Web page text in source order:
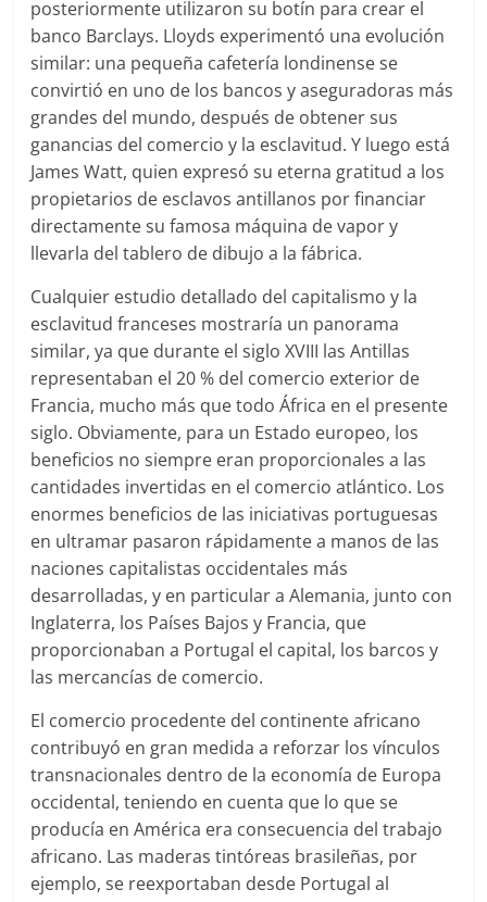
posteriormente utilizaron su botín para crear el
banco Barclays. Lloyds experimentó una evolución
similar: una pequeña cafetería londinense se
convirtió en uno de los bancos y aseguradoras más
grandes del mundo, después de obtener sus
ganancias del comercio y la esclavitud. Y luego está
James Watt, quien expresó su eterna gratitud a los
propietarios de esclavos antillanos por financiar
directamente su famosa máquina de vapor y
llevarla del tablero de dibujo a la fábrica.
Cualquier estudio detallado del capitalismo y la
esclavitud franceses mostraría un panorama
similar, ya que durante el siglo XVIII las Antillas
representaban el 20 % del comercio exterior de
Francia, mucho más que todo África en el presente
siglo. Obviamente, para un Estado europeo, los
beneficios no siempre eran proporcionales a las
cantidades invertidas en el comercio atlántico. Los
enormes beneficios de las iniciativas portuguesas
en ultramar pasaron rápidamente a manos de las
naciones capitalistas occidentales más
desarrolladas, y en particular a Alemania, junto con
Inglaterra, los Países Bajos y Francia, que
proporcionaban a Portugal el capital, los barcos y
las mercancías de comercio.
El comercio procedente del continente africano
contribuyó en gran medida a reforzar los vínculos
transnacionales dentro de la economía de Europa
occidental, teniendo en cuenta que lo que se
producía en América era consecuencia del trabajo
africano. Las maderas tintóreas brasileñas, por
ejemplo, se reexportaban desde Portugal al